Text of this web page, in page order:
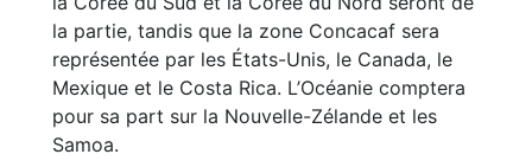
la partie, tandis que la zone Concacaf sera
représentée par les États-Unis, le Canada, le
Mexique et le Costa Rica. L’Océanie comptera
pour sa part sur la Nouvelle-Zélande et les
Samoa.